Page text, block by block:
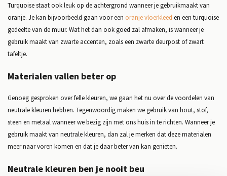
Turquoise staat ook leuk op de achtergrond wanneer je gebruikmaakt van
oranje. Je kan bijvoorbeeld gaan voor een oranje vloerkleed en een turquoise
gedeelte van de muur. Wat het dan ook goed zal afmaken, is wanneer je
gebruik maakt van zwarte accenten, zoals een zwarte deurpost of zwart
tafeltje.
Materialen vallen beter op
Genoeg gesproken over felle kleuren, we gaan het nu over de voordelen van
neutrale kleuren hebben. Tegenwoordig maken we gebruik van hout, stof,
steen en metaal wanneer we bezig zijn met ons huis in te richten. Wanneer je
gebruik maakt van neutrale kleuren, dan zal je merken dat deze materialen
meer naar voren komen en dat je daar beter van kan genieten.
Neutrale kleuren ben je nooit beu